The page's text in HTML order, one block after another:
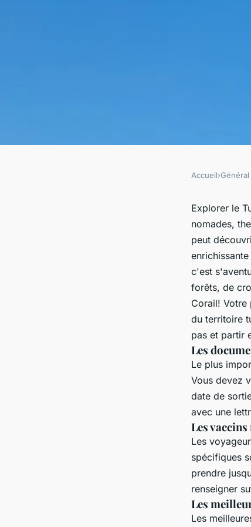
Turkménistan :
travers les
Accueil›Général
Explorer le
nomades,
peut
c'est
forêts, de
Corail! Votre
du territoire
pas et partir
Les
Le plus
Vous devez
date de
avec une
Les
Les
spécifiques
prendre
renseigner
Les
Les